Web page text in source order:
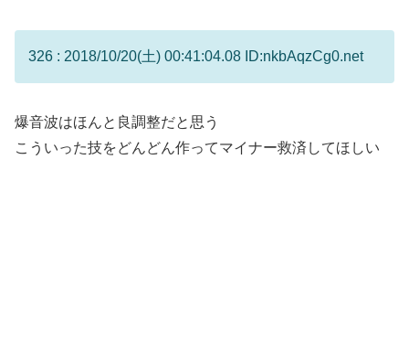
326 : 2018/10/20(土) 00:41:04.08 ID:nkbAqzCg0.net
爆音波はほんと良調整だと思う
こういった技をどんどん作ってマイナー救済してほしい